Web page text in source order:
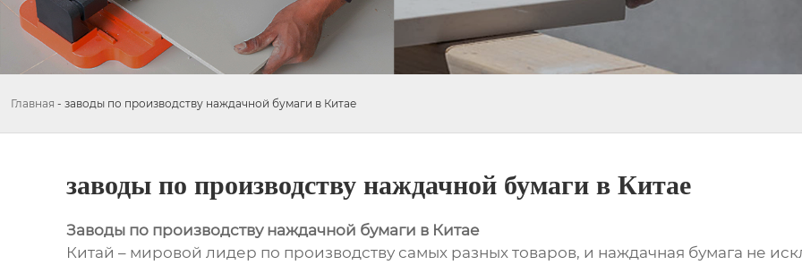
Главная - заводы по производству наждачной бумаги в Китае
заводы по производству наждачной бумаги в Китае
Заводы по производству наждачной бумаги в Китае
Китай – мировой лидер по производству самых разных товаров, и наждачная бумага не